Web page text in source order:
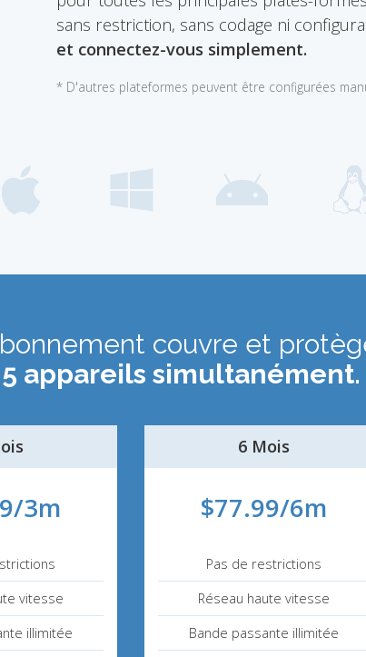
sans restriction, sans codage ni
et connectez-vous simplement.
* D'autres plateformes peuvent être configurées
couvre et
appareils simultanément.
3m
vitesse
illimitée
6 Mois
$77.99/6m
Pas de restrictions
Réseau haute vitesse
Bande passante illimitée